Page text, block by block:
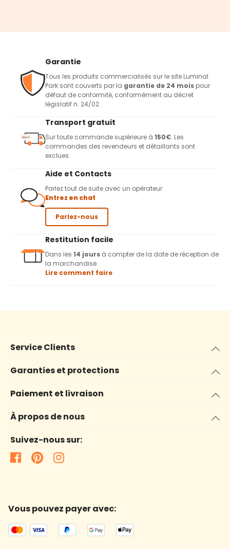
Garantie
Tous les produits commercialisés sur le site Luminal
Park sont couverts par la garantie de 24 mois pour
défaut de conformité, conformément au décret
législatif n. 24/02.
Transport gratuit
Sur toute commande supérieure à 150€. Les
commandes des revendeurs et détaillants sont
exclues.
Aide et Contacts
Parlez tout de suite avec un opérateur
Entrez en chat
Parlez-nous
Restitution facile
Dans les 14 jours à compter de la date de réception de
la marchandise.
Lire comment faire
Service Clients
Garanties et protections
Paiement et livraison
À propos de nous
Suivez-nous sur:
Vous pouvez payer avec: